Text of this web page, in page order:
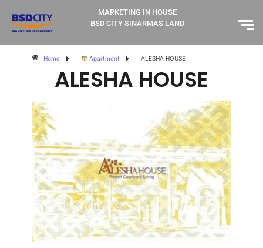
MARKETING IN HOUSE
BSD CITY SINARMAS LAND
Home Apartment ALESHA HOUSE
ALESHA HOUSE